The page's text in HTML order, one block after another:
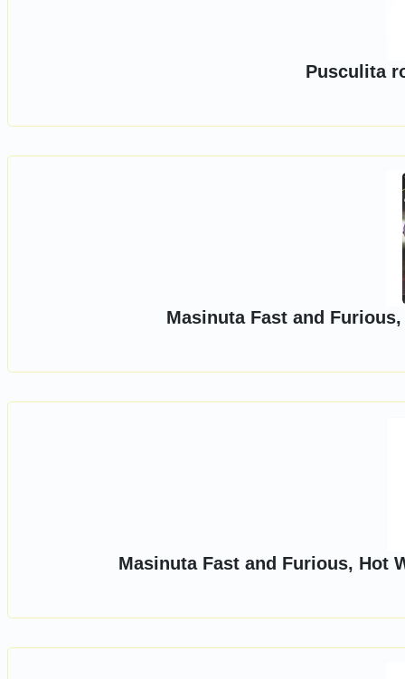
Pusculita
Masinuta Fast and
Masinuta Fast and Furious, Hot